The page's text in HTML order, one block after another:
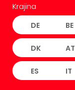
Krajina
DE BE
DK AT
ES IT